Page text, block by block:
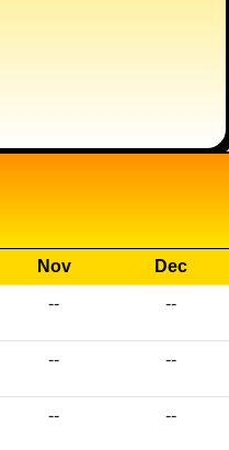
Nov
Dec
-- --
-- --
-- --